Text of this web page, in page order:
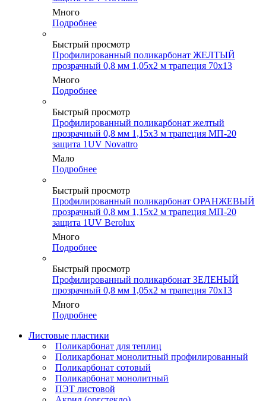
Много
Подробнее
Быстрый просмотр
Профилированный поликарбонат ЖЕЛТЫЙ
прозрачный 0,8 мм 1,05х2 м трапеция 70х13
Много
Подробнее
Быстрый просмотр
Профилированный поликарбонат желтый
прозрачный 0,8 мм 1,15х3 м трапеция МП-20
защита 1UV Novattro
Мало
Подробнее
Быстрый просмотр
Профилированный поликарбонат ОРАНЖЕВЫЙ
прозрачный 0,8 мм 1,15х2 м трапеция МП-20
защита 1UV Berolux
Много
Подробнее
Быстрый просмотр
Профилированный поликарбонат ЗЕЛЕНЫЙ
прозрачный 0,8 мм 1,05х2 м трапеция 70х13
Много
Подробнее
Листовые пластики
Поликарбонат для теплиц
Поликарбонат монолитный профилированный
Поликарбонат сотовый
Поликарбонат монолитный
ПЭТ листовой